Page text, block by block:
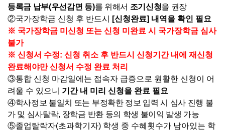
등록금 납부(우선감면 등)를 위해서 조기신청을 권장
②국가장학금 신청 후 반드시
[신청완료] 내역을 확인 필요
※ 국가장학금 미신청 또는 신청 미완료 시 국가장학금 심사
불가
※ 신청서 수정: 신청 취소 후 반드시 신청기간 내에 재신청
완료해야만 신청서 수정 완료 처리
③통합 신청 마감일에는 접속자 급증으로 원활한 신청이 어
려울 수 있으니 기간 내 미리 신청을 완료 필요
④학사정보 불일치 또는 부정확한 정보 입력 시 심사 진행 불
가 및 심사탈락, 장학금 반환 등의 학생 불이익 발생 가능
⑤졸업탈락자(초과학기자) 학생 중 수혜횟수가 남아있는 학